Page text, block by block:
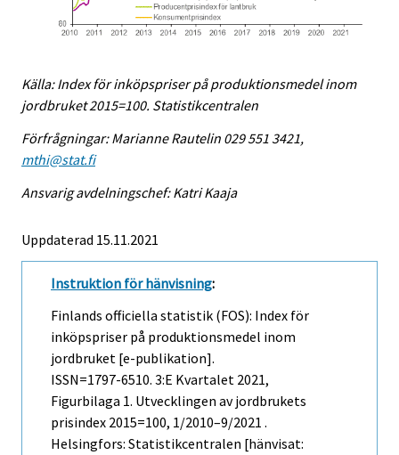
Källa: Index för inköpspriser på produktionsmedel inom
jordbruket 2015=100. Statistikcentralen
Förfrågningar: Marianne Rautelin 029 551 3421,
mthi@stat.fi
Ansvarig avdelningschef: Katri Kaaja
Uppdaterad 15.11.2021
Instruktion för hänvisning:
Finlands officiella statistik (FOS): Index för
inköpspriser på produktionsmedel inom
jordbruket [e-publikation].
ISSN=1797-6510. 3:e Kvartalet 2021,
Figurbilaga 1. Utvecklingen av jordbrukets
prisindex 2015=100, 1/2010–9/2021 .
Helsingfors: Statistikcentralen [hänvisat: